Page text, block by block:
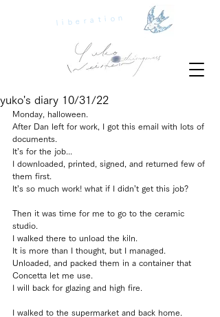
liberation
yuko's diary 10/31/22
Monday, halloween.
After Dan left for work, I got this email with lots of
documents.
It’s for the job...
I downloaded, printed, signed, and returned few of
them first.
It’s so much work! what if I didn’t get this job?
Then it was time for me to go to the ceramic
studio.
I walked there to unload the kiln.
It is more than I thought, but I managed.
Unloaded, and packed them in a container that
Concetta let me use.
I will back for glazing and high fire.
I walked to the supermarket and back home.